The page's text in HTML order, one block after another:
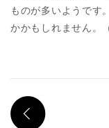
ものが多いようです
かかもしれません。